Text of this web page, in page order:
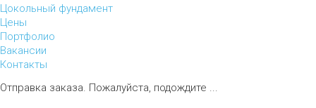
Цокольный фундамент
Цены
Портфолио
Вакансии
Контакты
Отправка заказа. Пожалуйста, подождите ...